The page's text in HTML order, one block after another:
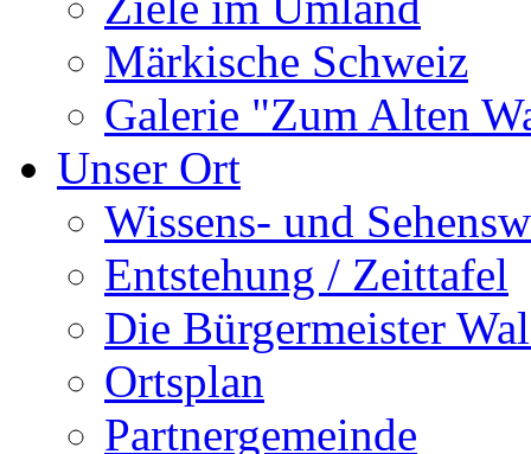
Märkische Schweiz
Galerie "Zum Alten
Unser Ort
Wissens- und
Entstehung / Zeittafel
Die Bürgermeister
Ortsplan
Partnergemeinde